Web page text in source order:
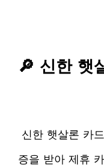
🔎 신한 햇
신한 햇살론 카
증을 받아 제휴